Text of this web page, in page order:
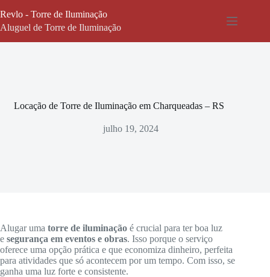
para
o
Revlo - Torre de Iluminação
Aluguel de Torre de Iluminação
Locação de Torre de Iluminação em Charqueadas – RS
julho 19, 2024
Alugar uma torre de iluminação é crucial para ter boa luz
e segurança em eventos e obras. Isso porque o serviço
oferece uma opção prática e que economiza dinheiro, perfeita
para atividades que só acontecem por um tempo. Com isso, se
ganha uma luz forte e consistente.